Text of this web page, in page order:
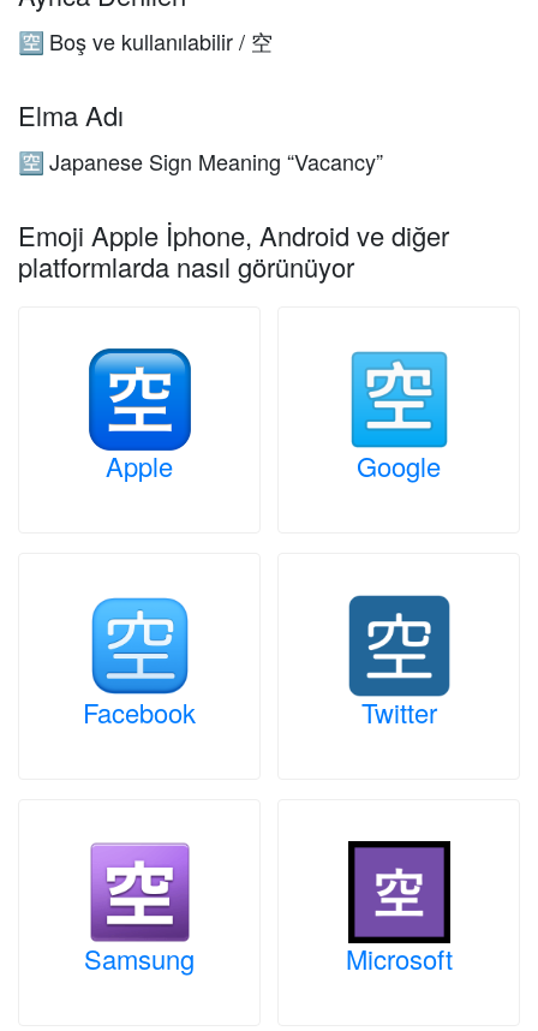
🈳 Boş ve kullanılabilir / 空
Elma Adı
🈳 Japanese Sign Meaning “Vacancy”
Emoji Apple İphone, Android ve diğer
platformlarda nasıl görünüyor
Apple Google
Facebook Twitter
Samsung Microsoft